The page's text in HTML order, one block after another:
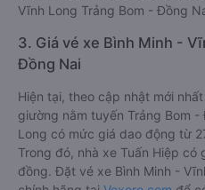
Vĩnh Long Trảng Bom - Đồng
3. Giá vé xe Bình Minh -
Đồng Nai
Hiện tại, theo cập nhật mới
giường nằm tuyến Trảng Bom
Long có mức giá dao động từ
Trong đó, nhà xe Tuấn Hiệp
đồng. Đặt vé xe Bình Minh -